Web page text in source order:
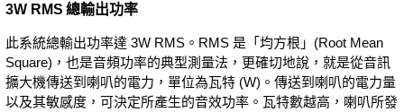
3W RMS 總輸出功率
此系統總輸出功率達 3W RMS。RMS 是「均方根」(Root Mean
Square)，也是音頻功率的典型測量法，更確切地說，就是從音訊
擴大機傳送到喇叭的電力，單位為瓦特 (W)。傳送到喇叭的電力量
以及其敏感度，可決定所產生的音效功率。瓦特數越高，喇叭所發